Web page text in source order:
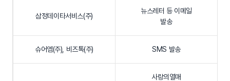
삼정데이타서비스(주)
뉴스레터 등 이메일
발송
슈어엠(주), 비즈톡(주) SMS 발송
사랑의열매